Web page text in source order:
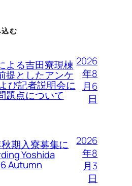
む
よる吉田寮現棟
提としたアンケ
び記者説明会に
題点について
2026
年8
月6
日
期入寮募集に
Yoshida
Autumn
2026
年8
月3
日